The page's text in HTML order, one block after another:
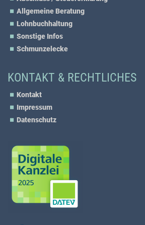
Allgemeine Beratung
Lohnbuchhaltung
Sonstige Infos
Schmunzelecke
KONTAKT & RECHTLICHES
Kontakt
Impressum
Datenschutz